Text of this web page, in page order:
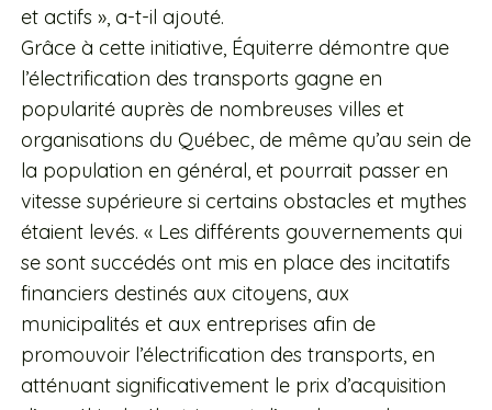
et actifs », a-t-il ajouté.
Grâce à cette initiative, Équiterre démontre que
l’électrification des transports gagne en
popularité auprès de nombreuses villes et
organisations du Québec, de même qu’au sein de
la population en général, et pourrait passer en
vitesse supérieure si certains obstacles et mythes
étaient levés. « Les différents gouvernements qui
se sont succédés ont mis en place des incitatifs
financiers destinés aux citoyens, aux
municipalités et aux entreprises afin de
promouvoir l’électrification des transports, en
atténuant significativement le prix d’acquisition